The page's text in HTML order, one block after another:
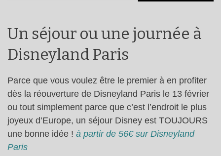
Un séjour ou une journée à
Disneyland Paris
Parce que vous voulez être le premier à en profiter
dès la réouverture de Disneyland Paris le 13 février
ou tout simplement parce que c’est l’endroit le plus
joyeux d’Europe, un séjour Disney est TOUJOURS
une bonne idée ! à partir de 56€ sur Disneyland
Paris